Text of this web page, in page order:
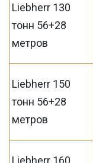
Liebherr 130
тонн 56+28
метров
Liebherr 150
тонн 56+28
метров
Liebherr 160